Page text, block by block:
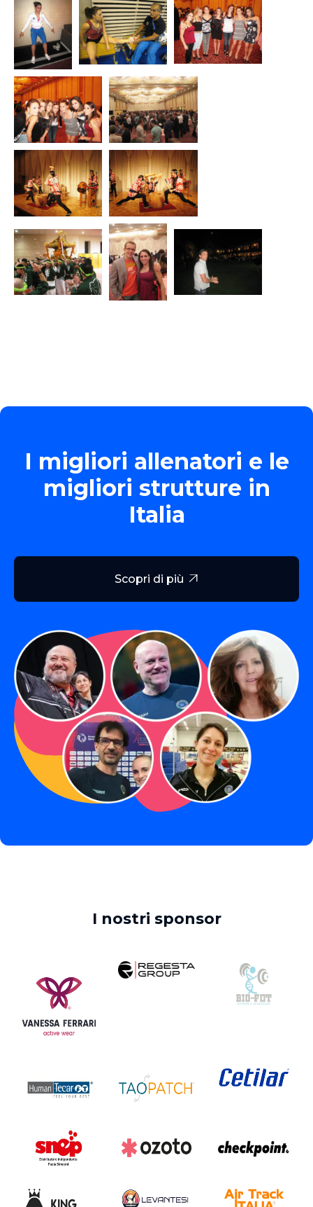
I migliori allenatori e le
migliori strutture in
Italia
Scopri di più 
I nostri sponsor